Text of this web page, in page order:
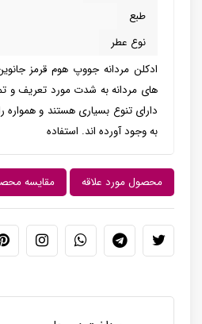
طبع
نوع عطر
ادکلن مردانه جووپ هوم قرمز
های مردانه به شدت مورد تعریف و
دارای تنوع بسیاری هستند و همواره
به وجود آورده اند. استفاده
محصول مورد علاقه مقایسه